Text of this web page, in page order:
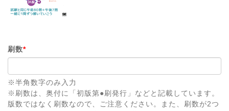
刷数*
※半角数字のみ入力
※刷数は、奥付に「初版第●刷発行」などと記載しています。
版数ではなく刷数なので、ご注意ください。また、刷数が2つ